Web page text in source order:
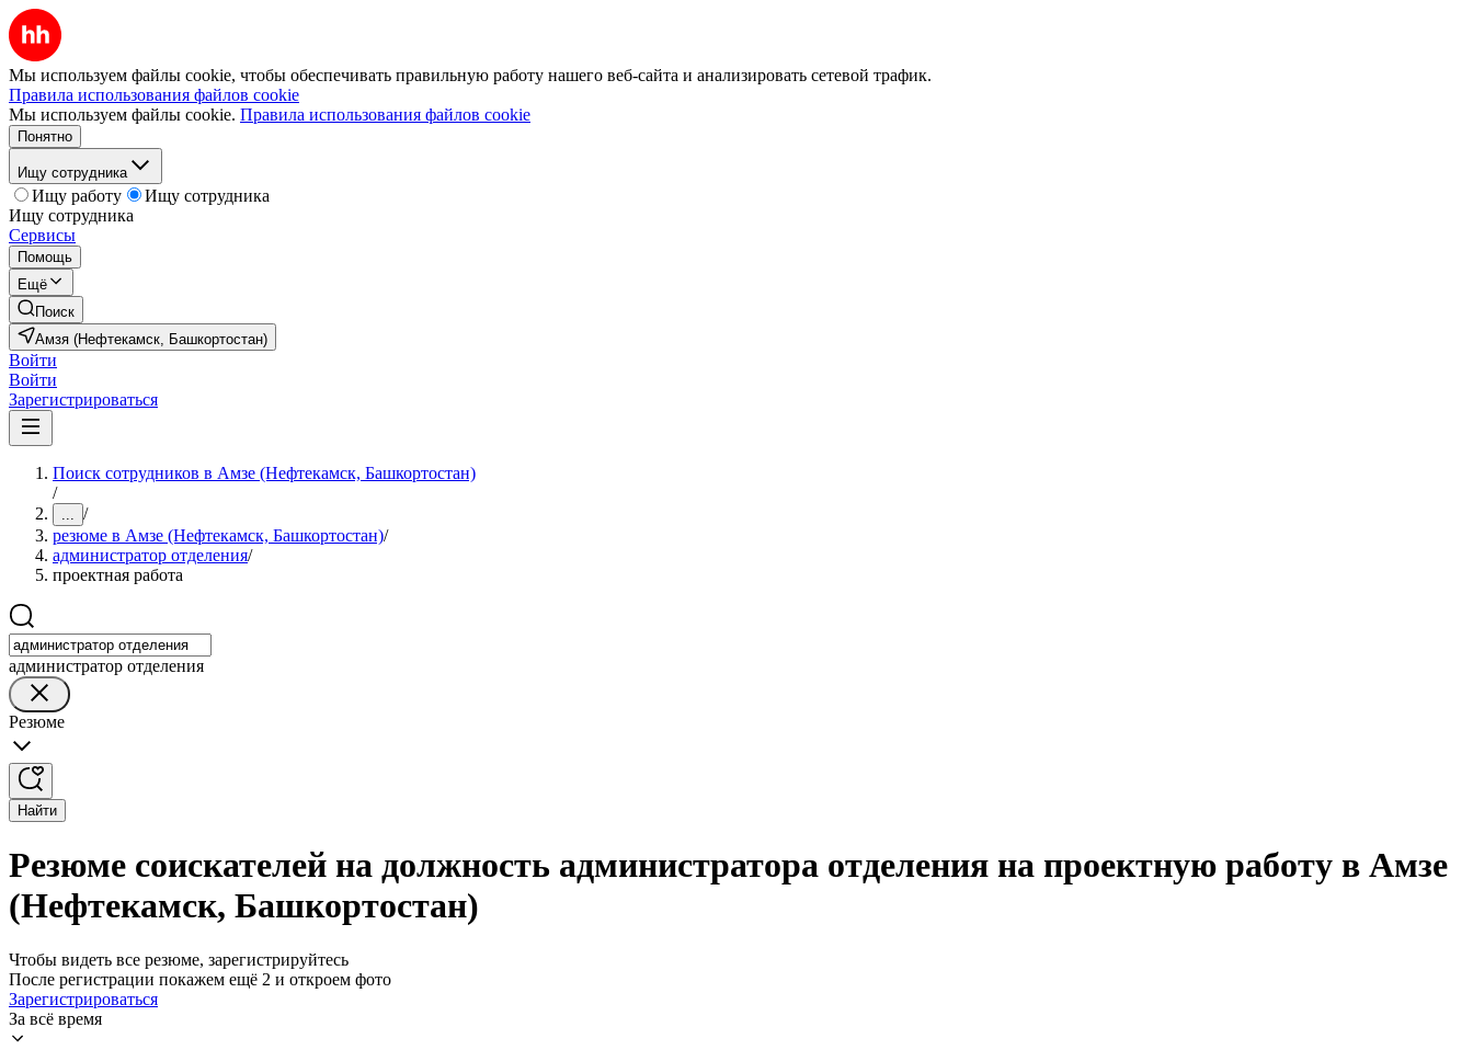
Мы используем файлы cookie, чтобы обеспечивать правильную работу нашего веб-сайта и анализировать сетевой трафик.
Правила использования файлов cookie
Мы используем файлы cookie. Правила использования файлов cookie
Понятно
Ищу сотрудника
Ищу работу
Ищу сотрудника
Ищу сотрудника
Сервисы
Помощь
Ещё
Поиск
Амзя (Нефтекамск, Башкортостан)
Войти
Войти
Зарегистрироваться
Поиск сотрудников в Амзе (Нефтекамск, Башкортостан)
/
... /
резюме в Амзе (Нефтекамск, Башкортостан)/
администратор отделения/
проектная работа
администратор отделения
Резюме
Найти
Резюме соискателей на должность администратора отделения на проектную работу в Амзе
(Нефтекамск, Башкортостан)
Чтобы видеть все резюме, зарегистрируйтесь
После регистрации покажем ещё 2 и откроем фото
Зарегистрироваться
За всё время